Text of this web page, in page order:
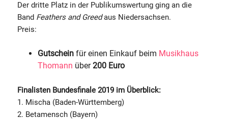
Der dritte Platz in der Publikumswertung ging an die
Band Feathers and Greedaus Niedersachsen.
Preis:
Gutschein für einen Einkauf beim Musikhaus
Thomann über200 Euro
Finalisten Bundesfinale 2019 im Überblick:
1. Mischa (Baden-Württemberg)
2. Betamensch (Bayern)